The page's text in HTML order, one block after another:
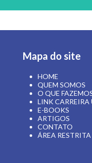
Mapa do site
HOME
QUEM SOMOS
LINK CARREIRA
E-BOOKS
ARTIGOS
CONTATO
ÁREA RESTRITA